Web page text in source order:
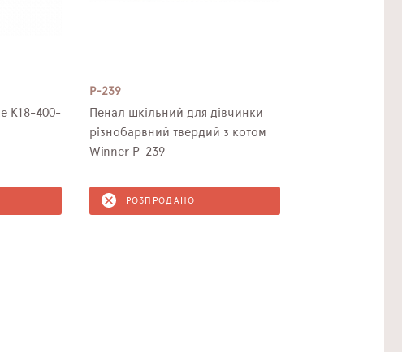
K18-400-
P-239
Пенал шкільний для дівчинки
різнобарвний твердий з котом
Winner P-239
РОЗПРОДАНО